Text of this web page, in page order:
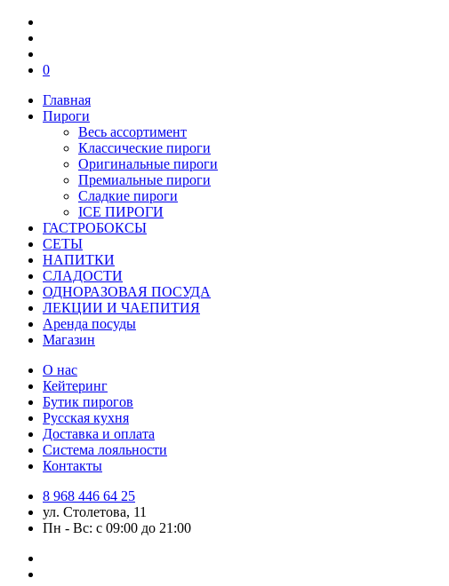
0
Главная
Пироги
Весь ассортимент
Классические пироги
Оригинальные пироги
Премиальные пироги
Сладкие пироги
ICE ПИРОГИ
ГАСТРОБОКСЫ
СЕТЫ
НАПИТКИ
СЛАДОСТИ
ОДНОРАЗОВАЯ ПОСУДА
ЛЕКЦИИ И ЧАЕПИТИЯ
Аренда посуды
Магазин
О нас
Кейтеринг
Бутик пирогов
Русская кухня
Доставка и оплата
Система лояльности
Контакты
8 968 446 64 25
ул. Столетова, 11
Пн - Вс: с 09:00 до 21:00